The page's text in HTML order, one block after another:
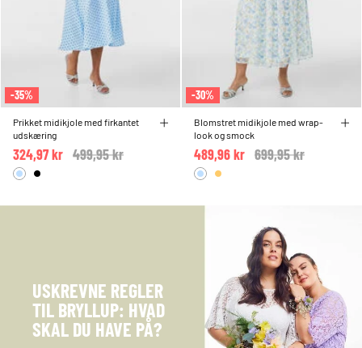
-35%
Prikket midikjole med firkantet
udskæring
Price reduced from
499,95 kr
324,97 kr
-30%
Blomstret midikjole med wrap-
look og smock
Price reduced from
699,95 kr
489,96 kr
USKREVNE REGLER
TIL BRYLLUP: HVAD
SKAL DU HAVE PÅ?